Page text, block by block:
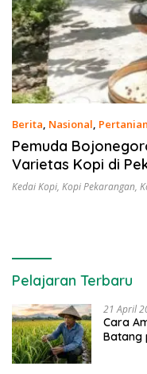
Berita, Nasional, Pertanian
Pemuda
Varietas Kopi di
Kedai Kopi, Kopi Pekarangan,
Pelajaran Terbaru
21 April
Cara
Batang